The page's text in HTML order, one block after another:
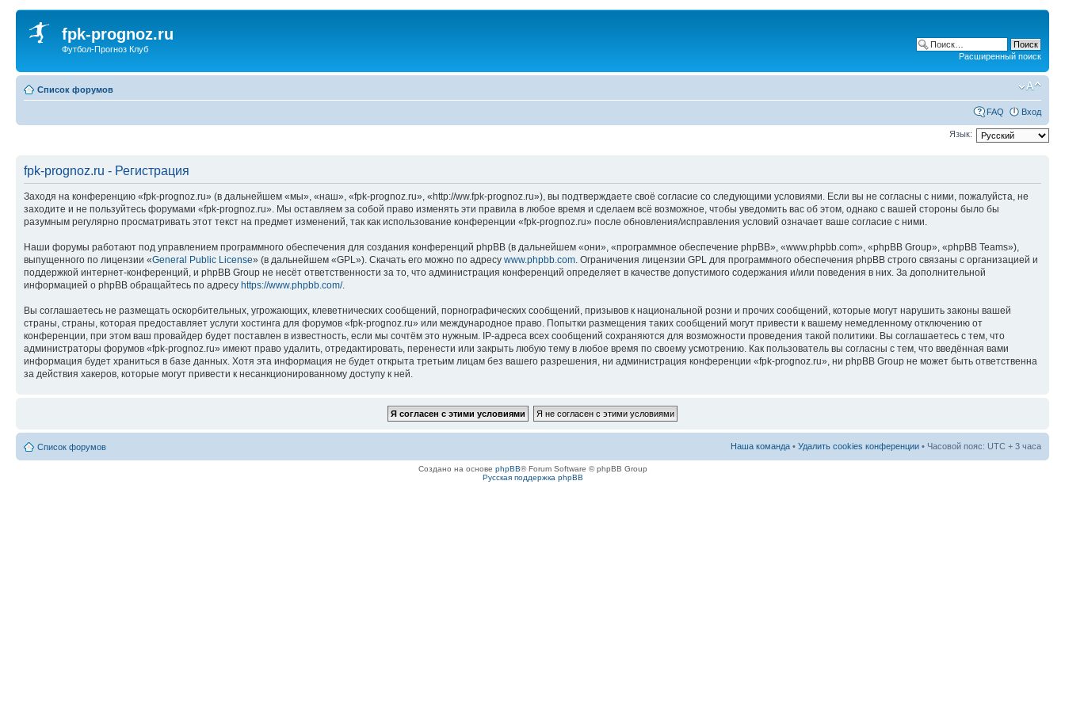
fpk-prognoz.ru
Футбол-Прогноз Клуб
Расширенный поиск
Список форумов
FAQ Вход
Язык:
fpk-prognoz.ru - Регистрация
Заходя на конференцию «fpk-prognoz.ru» (в дальнейшем «мы», «наш», «fpk-prognoz.ru», «http://ww.fpk-prognoz.ru»), вы подтверждаете своё согласие со следующими условиями. Если вы не согласны с ними, пожалуйста, не
заходите и не пользуйтесь форумами «fpk-prognoz.ru». Мы оставляем за собой право изменять эти правила в любое время и сделаем всё возможное, чтобы уведомить вас об этом, однако с вашей стороны было бы
разумным регулярно просматривать этот текст на предмет изменений, так как использование конференции «fpk-prognoz.ru» после обновления/исправления условий означает ваше согласие с ними.
Наши форумы работают под управлением программного обеспечения для создания конференций phpBB (в дальнейшем «они», «программное обеспечение phpBB», «www.phpbb.com», «phpBB Group», «phpBB Teams»),
выпущенного по лицензии «General Public License» (в дальнейшем «GPL»). Скачать его можно по адресу www.phpbb.com. Ограничения лицензии GPL для программного обеспечения phpBB строго связаны с организацией и
поддержкой интернет-конференций, и phpBB Group не несёт ответственности за то, что администрация конференций определяет в качестве допустимого содержания и/или поведения в них. За дополнительной
информацией о phpBB обращайтесь по адресу https://www.phpbb.com/.
Вы соглашаетесь не размещать оскорбительных, угрожающих, клеветнических сообщений, порнографических сообщений, призывов к национальной розни и прочих сообщений, которые могут нарушить законы вашей
страны, страны, которая предоставляет услуги хостинга для форумов «fpk-prognoz.ru» или международное право. Попытки размещения таких сообщений могут привести к вашему немедленному отключению от
конференции, при этом ваш провайдер будет поставлен в известность, если мы сочтём это нужным. IP-адреса всех сообщений сохраняются для возможности проведения такой политики. Вы соглашаетесь с тем, что
администраторы форумов «fpk-prognoz.ru» имеют право удалить, отредактировать, перенести или закрыть любую тему в любое время по своему усмотрению. Как пользователь вы согласны с тем, что введённая вами
информация будет храниться в базе данных. Хотя эта информация не будет открыта третьим лицам без вашего разрешения, ни администрация конференции «fpk-prognoz.ru», ни phpBB Group не может быть ответственна
за действия хакеров, которые могут привести к несанкционированному доступу к ней.
Список форумов Наша команда • Удалить cookies конференции • Часовой пояс: UTC + 3 часа
Создано на основе phpBB® Forum Software © phpBB Group
Русская поддержка phpBB